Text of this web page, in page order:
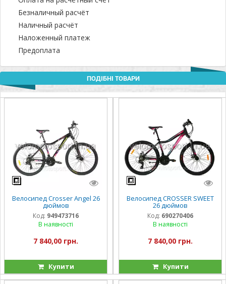
Безналичный расчёт
Наличный расчёт
Наложенный платеж
Предоплата
ПОДІБНІ ТОВАРИ
Велосипед Crosser Angel 26
дюймов
Код: 949473716
В наявності
7 840,00 грн.
Купити
Велосипед CROSSER SWEET
26 дюймов
Код: 690270406
В наявності
7 840,00 грн.
Купити